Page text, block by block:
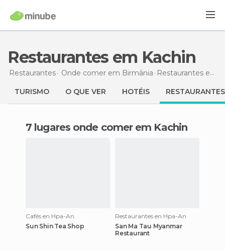
Restaurantes em Kachin
Restaurantes Onde comer em Birmânia Restaurantes em Kachin
TURISMO O QUE VER HOTÉIS RESTAURANTES
7 lugares onde comer em Kachin
Cafés en Hpa-An
Sun Shin Tea Shop
Restaurantes en Hpa-An
San Ma Tau Myanmar
Restaurant